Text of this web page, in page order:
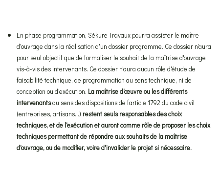
En phase programmation, Sékure Travaux pourra assister le maître
d'ouvrage dans la réalisation d'un dossier programme. Ce dossier n'aura
pour seul objectif que de formaliser le souhait de la maîtrise d'ouvrage
vis-à-vis des intervenants. Ce dossier n'aura aucun rôle d'étude de
faisabilité technique, de programmation au sens technique, ni de
conception ou d'exécution. La maîtrise d'œuvre ou les différents
intervenantsau sens des dispositions de l’article 1792 du code civil
(entreprises, artisans...) restent seuls responsables des choix
techniques, et de l'exécution et auront comme rôle de proposer les choix
techniques permettant de répondre aux souhaits de la maîtrise
d'ouvrage, ou de modifier, voire d'invalider le projet si nécessaire.